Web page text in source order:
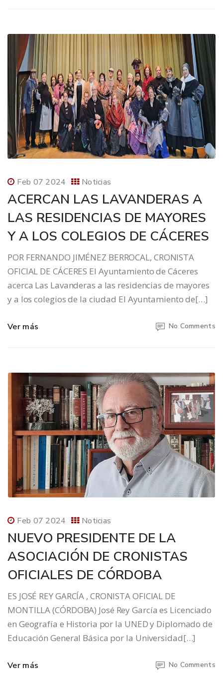
Feb 07 2024 Noticias
ACERCAN LAS LAVANDERAS A
LAS RESIDENCIAS DE MAYORES
Y A LOS COLEGIOS DE CÁCERES
POR FERNANDO JIMÉNEZ BERROCAL, CRONISTA
OFICIAL DE CÁCERES El Ayuntamiento de Cáceres
acerca Las Lavanderas a las residencias de mayores
y a los colegios de la ciudad El Ayuntamiento de[…]
Ver más No Comments
Feb 07 2024 Noticias
NUEVO PRESIDENTE DE LA
ASOCIACIÓN DE CRONISTAS
OFICIALES DE CÓRDOBA
ES JOSÉ REY GARCÍA , CRONISTA OFICIAL DE
MONTILLA (CÓRDOBA) José Rey García es Licenciado
en Geografía e Historia por la UNED y Diplomado de
Educación General Básica por la Universidad[…]
Ver más No Comments